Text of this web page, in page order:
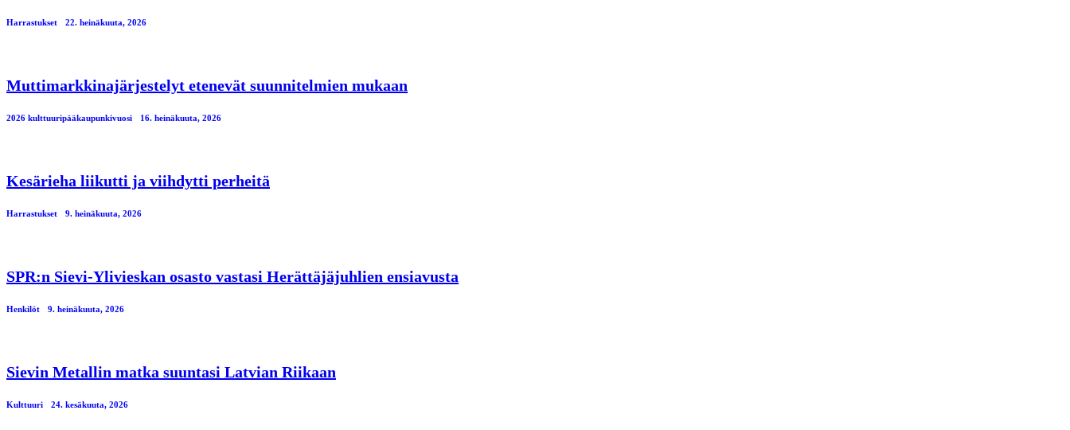
Harrastukset 22. heinäkuuta, 2026
Muttimarkkinajärjestelyt etenevät suunnitelmien mukaan
2026 kulttuuripääkaupunkivuosi 16. heinäkuuta, 2026
Kesärieha liikutti ja viihdytti perheitä
Harrastukset 9. heinäkuuta, 2026
SPR:n Sievi-Ylivieskan osasto vastasi Herättäjäjuhlien ensiavusta
Henkilöt 9. heinäkuuta, 2026
Sievin Metallin matka suuntasi Latvian Riikaan
Kulttuuri 24. kesäkuuta, 2026